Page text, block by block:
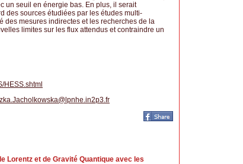
un seuil en énergie bas. En plus, il serait
des sources étudiées par les études multi-
des mesures indirectes et les recherches de la
limites sur les flux attendus et contraindre un
HESS.shtml
@ lpnhe.in2p3.fr
Lorentz et de Gravité Quantique avec les